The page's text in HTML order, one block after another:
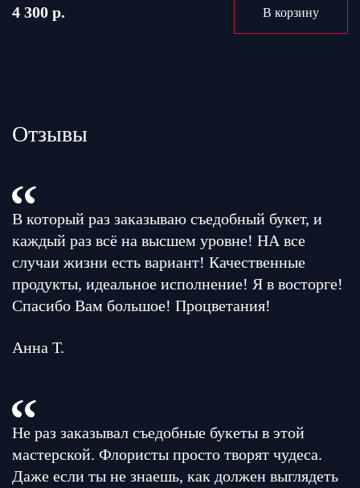
4 300 р. В корзину
Отзывы
В который раз заказываю съедобный букет, и
каждый раз всё на высшем уровне! НА все
случаи жизни есть вариант! Качественные
продукты, идеальное исполнение! Я в восторге!
Спасибо Вам большое! Процветания!
Анна Т.
Не раз заказывал съедобные букеты в этой
мастерской. Флористы просто творят чудеса.
Даже если ты не знаешь, как должен выглядеть